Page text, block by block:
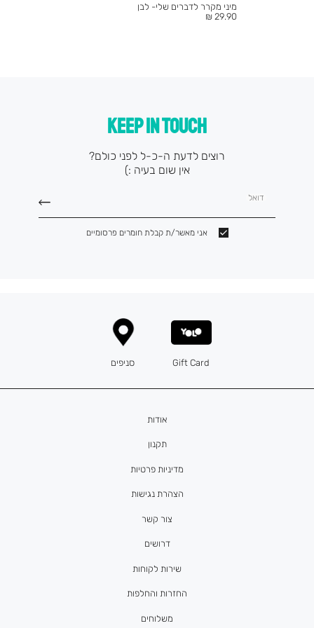
מיני מקרר לדברים שלי- לבן
מחיר
29.90 ₪
KEEP IN TOUCH
רוצים לדעת ה-כ-ל לפני כולם?
אין שום בעיה :)
דואל
אני מאשר/ת קבלת חומרים פרסומיים
אודות
תקנון
מדיניות פרטיות
הצהרת נגישות
צור קשר
דרושים
Gift Card סניפים
שירות לקוחות
החזרות והחלפות
משלוחים